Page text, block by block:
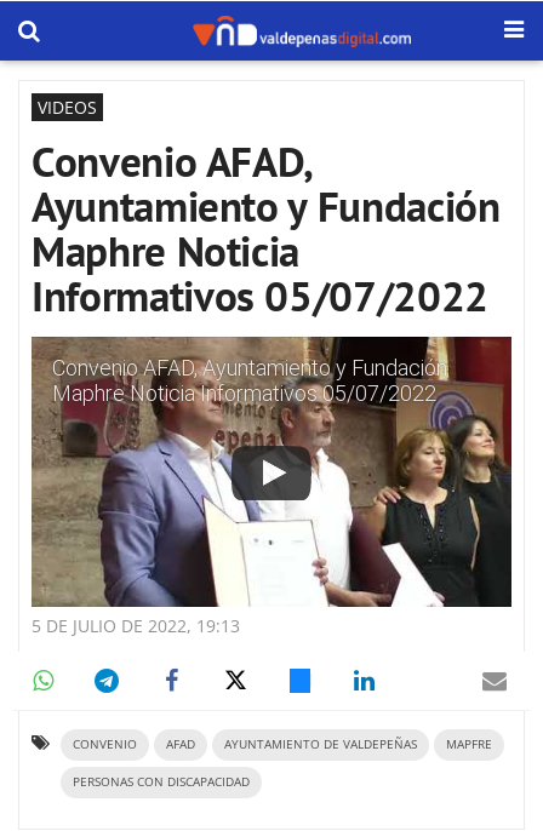
VIDEOS
Convenio AFAD,
Ayuntamiento y Fundación
Maphre Noticia
Informativos 05/07/2022
Convenio AFAD, Ayuntamiento y Fundación
Maphre Noticia Informativos 05/07/2022
5 DE JULIO DE 2022, 19:13
CONVENIO AFAD AYUNTAMIENTO DE VALDEPEÑAS MAPFRE
PERSONAS CON DISCAPACIDAD